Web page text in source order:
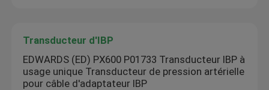
Transducteur d'IBP
EDWARDS (ED) PX600 P01733 Transducteur IBP à
usage unique Transducteur de pression artérielle
pour câble d'adaptateur IBP